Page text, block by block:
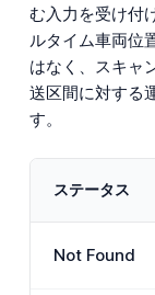
む入力を受け付
ルタイム車両位
はなく、スキャ
送区間に対する
す。
ステータス
Not Found